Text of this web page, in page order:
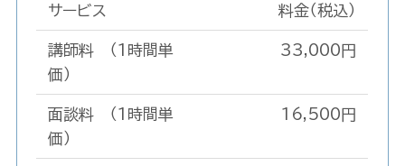
サービス 料金（税込）
講師料 （1時間単
価）
33,000円
面談料 （1時間単
価）
16,500円